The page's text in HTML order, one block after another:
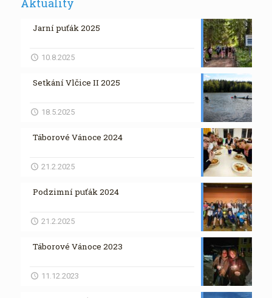
Aktuality
Jarní puťák 2025
10.8.2025
Setkání Vlčice II 2025
18.5.2025
Táborové Vánoce 2024
21.2.2025
Podzimní puťák 2024
21.2.2025
Táborové Vánoce 2023
11.12.2023